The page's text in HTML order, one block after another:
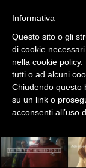
MOBILE
PROMOZIONI
PRODOTTI
CSR
Informativa
Questo sito o gli
di cookie
nella cookie
tutti o ad alcuni
Chiudendo questo
su un link o
acconsenti all’uso